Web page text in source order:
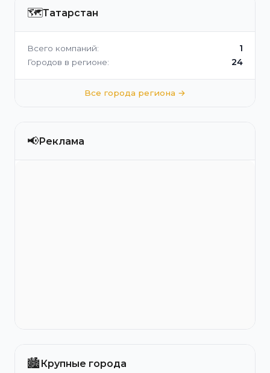
🗺️Татарстан
Всего компаний: 1
Городов в регионе: 24
Все города региона →
📢Реклама
🏙️Крупные города